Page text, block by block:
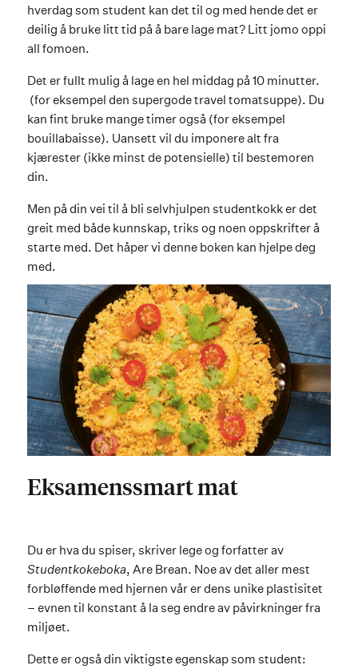
hverdag som student kan det til og med hende det er
deilig å bruke litt tid på å bare lage mat? Litt jomo oppi
all fomoen.
Det er fullt mulig å lage en hel middag på 10 minutter.
(for eksempel den supergode travel tomatsuppe). Du
kan fint bruke mange timer også (for eksempel
bouillabaisse). Uansett vil du imponere alt fra
kjærester (ikke minst de potensielle) til bestemoren
din.
Men på din vei til å bli selvhjulpen studentkokk er det
greit med både kunnskap, triks og noen oppskrifter å
starte med. Det håper vi denne boken kan hjelpe deg
med.
Eksamenssmart mat
Du er hva du spiser, skriver lege og forfatter av
Studentkokeboka, Are Brean. Noe av det aller mest
forbløffende med hjernen vår er dens unike plastisitet
– evnen til konstant å la seg endre av påvirkninger fra
miljøet.
Dette er også din viktigste egenskap som student: